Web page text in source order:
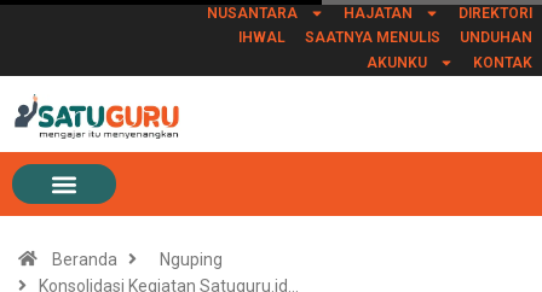
NUSANTARA HAJATAN
DIREKTORI
IHWAL
SAATNYA MENULIS
UNDUHAN
AKUNKU
KONTAK
Beranda
Nguping
Konsolidasi Kegiatan Satuguru.id…